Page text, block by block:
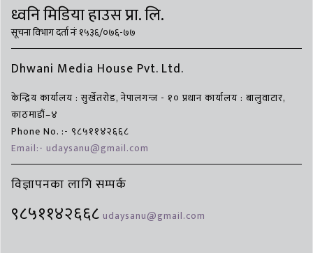
ध्वनि मिडिया हाउस प्रा. लि.
सूचना विभाग दर्ता नंः १५३६/०७६-७७
Dhwani Media House Pvt. Ltd.
केन्द्रिय कार्यालय : सुर्खेतरोड, नेपालगन्ज - १० प्रधान कार्यालय : बालुवाटार,
काठमाडौं–४
Phone No. :- ९८५११४२६६८
Email:- udaysanu@gmail.com
विज्ञापनका लागि सम्पर्क
९८५११४२६६८ udaysanu@gmail.com